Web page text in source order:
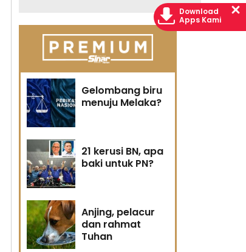
Gelombang biru
menuju Melaka?
21 kerusi BN, apa
baki untuk PN?
Anjing, pelacur
dan rahmat
Tuhan
Download
Apps Kami